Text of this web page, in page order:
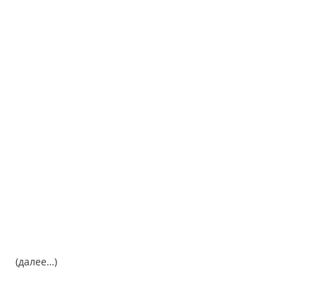
(далее…)